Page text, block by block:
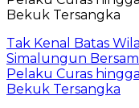
Tak Kenal Batas
Simalungun
Pelaku Curas
Bekuk Tersangka